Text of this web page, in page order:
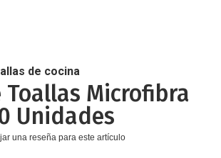
de cocina
Toallas Microfibra
Unidades
una reseña para este artículo